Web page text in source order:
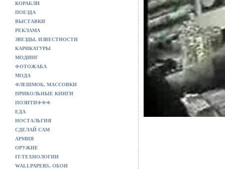
КОРАБЛИ
ПОЕЗДА
ВЫСТАВКИ
РЕКЛАМА
ЗВЕЗДЫ, ИЗВЕСТНОСТИ
КАРИКАТУРЫ
МОДИНГ
ФОТОЖАБА
МОДА
ФЛЕШМОБ, МАССОВКИ
ПРИКОЛЬНЫЕ КНИГИ
ПОЗИТИФФФ
ЕДА
НОСТАЛЬГИЯ
СДЕЛАЙ САМ
АРМИЯ
ОРУЖИЕ
IT-ТЕХНОЛОГИИ
WALLPAPERS, ОБОИ